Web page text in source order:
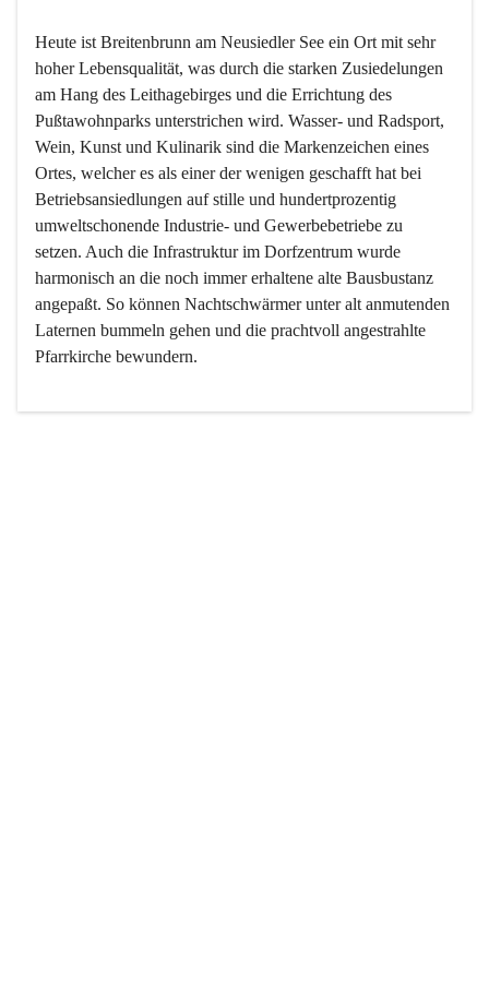
Heute ist Breitenbrunn am Neusiedler See ein Ort mit sehr
hoher Lebensqualität, was durch die starken Zusiedelungen
am Hang des Leithagebirges und die Errichtung des
Pußtawohnparks unterstrichen wird. Wasser- und Radsport,
Wein, Kunst und Kulinarik sind die Markenzeichen eines
Ortes, welcher es als einer der wenigen geschafft hat bei
Betriebsansiedlungen auf stille und hundertprozentig
umweltschonende Industrie- und Gewerbebetriebe zu
setzen. Auch die Infrastruktur im Dorfzentrum wurde
harmonisch an die noch immer erhaltene alte Bausbustanz
angepaßt. So können Nachtschwärmer unter alt anmutenden
Laternen bummeln gehen und die prachtvoll angestrahlte
Pfarrkirche bewundern.
Der Weinbau dominert heute nicht mehr, ist aber integrativer